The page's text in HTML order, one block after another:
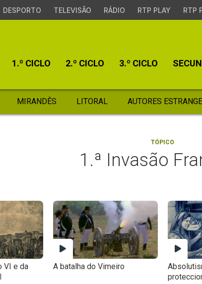
DESPORTO TELEVISÃO RÁDIO RTP PLAY RTP
1.º CICLO 2.º CICLO 3.º CICLO
MIRANDÊS LITORAL AUTORES
TÓPICO
1.ª Invasão
VI e da
A batalha do Vimeiro